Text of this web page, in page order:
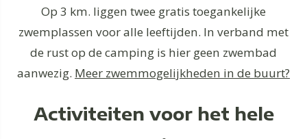
Op 3 km. liggen twee gratis toegankelijke
zwemplassen voor alle leeftijden. In verband met
de rust op de camping is hier geen zwembad
aanwezig. Meer zwemmogelijkheden in de buurt?
Activiteiten voor het hele